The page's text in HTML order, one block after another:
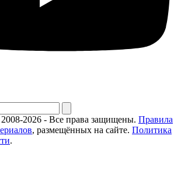
2026 - Все права защищены. Правила
, размещённых на сайте. Политика
.